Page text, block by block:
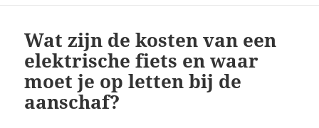
Wat zijn de kosten van een
elektrische fiets en waar
moet je op letten bij de
aanschaf?